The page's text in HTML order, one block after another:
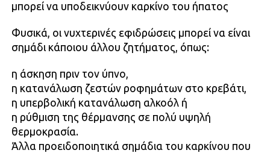
μπορεί να υποδεικνύουν καρκίνο του ήπατος
Φυσικά, οι νυχτερινές εφιδρώσεις μπορεί να είναι
σημάδι κάποιου άλλου ζητήματος, όπως:
η άσκηση πριν τον ύπνο,
η κατανάλωση ζεστών ροφημάτων στο κρεβάτι,
η υπερβολική κατανάλωση αλκοόλ ή
η ρύθμιση της θέρμανσης σε πολύ υψηλή
θερμοκρασία.
Άλλα προειδοποιητικά σημάδια του καρκίνου που